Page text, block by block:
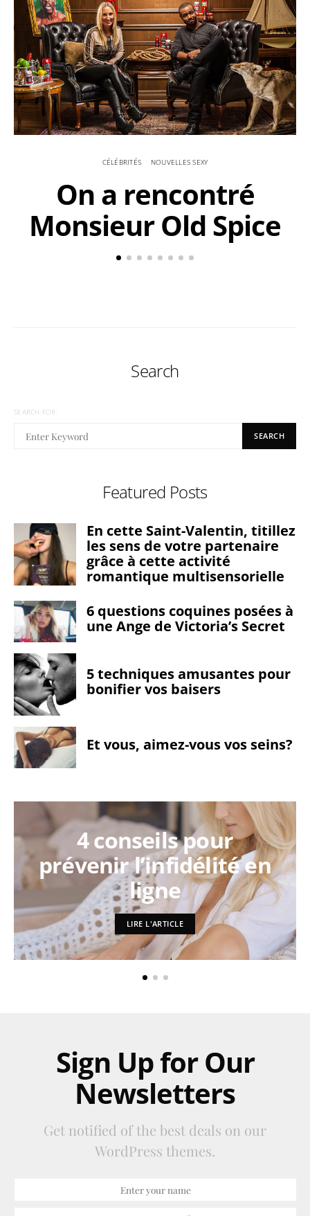
CÉLÉBRITÉS NOUVELLES SEXY
On a rencontré
Monsieur Old Spice
Search
SEARCH FOR:
SEARCH
Featured Posts
En cette Saint-Valentin, titillez
les sens de votre partenaire
grâce à cette activité
romantique multisensorielle
6 questions coquines posées à
une Ange de Victoria’s Secret
5 techniques amusantes pour
bonifier vos baisers
Et vous, aimez-vous vos seins?
4 conseils pour
prévenir l’infidélité en
ligne
LIRE L'ARTICLE
Sign Up for Our
Newsletters
Get notified of the best deals on our
WordPress themes.